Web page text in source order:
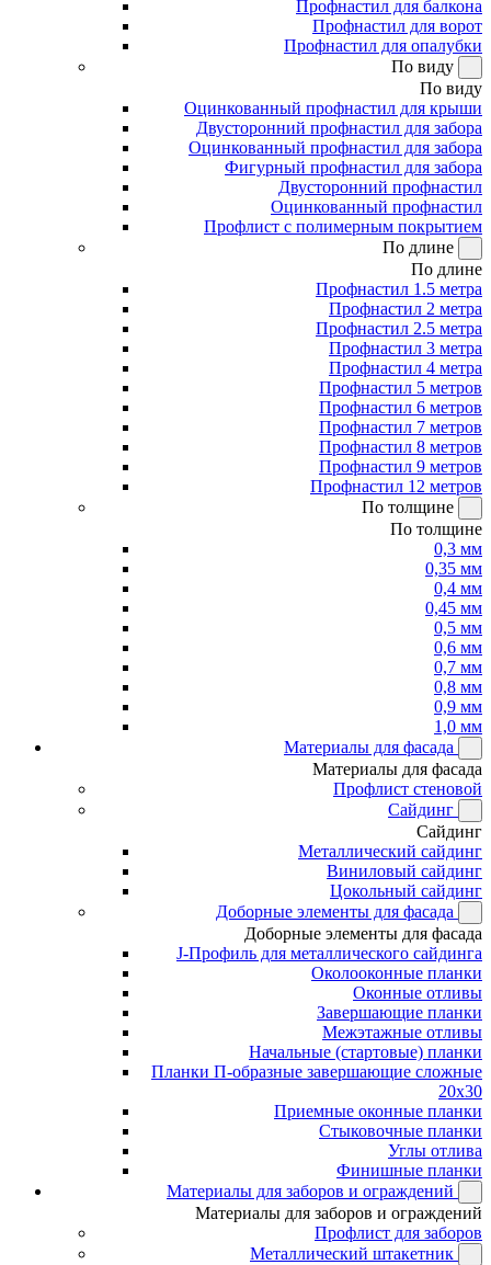
Профнастил для балкона
Профнастил для ворот
Профнастил для опалубки
По виду
По виду
Оцинкованный профнастил для крыши
Двусторонний профнастил для забора
Оцинкованный профнастил для забора
Фигурный профнастил для забора
Двусторонний профнастил
Оцинкованный профнастил
Профлист с полимерным покрытием
По длине
По длине
Профнастил 1.5 метра
Профнастил 2 метра
Профнастил 2.5 метра
Профнастил 3 метра
Профнастил 4 метра
Профнастил 5 метров
Профнастил 6 метров
Профнастил 7 метров
Профнастил 8 метров
Профнастил 9 метров
Профнастил 12 метров
По толщине
По толщине
0,3 мм
0,35 мм
0,4 мм
0,45 мм
0,5 мм
0,6 мм
0,7 мм
0,8 мм
0,9 мм
1,0 мм
Материалы для фасада
Материалы для фасада
Профлист стеновой
Сайдинг
Сайдинг
Металлический сайдинг
Виниловый сайдинг
Цокольный сайдинг
Доборные элементы для фасада
Доборные элементы для фасада
J-Профиль для металлического сайдинга
Околооконные планки
Оконные отливы
Завершающие планки
Межэтажные отливы
Начальные (стартовые) планки
Планки П-образные завершающие сложные
20x30
Приемные оконные планки
Стыковочные планки
Углы отлива
Финишные планки
Материалы для заборов и ограждений
Материалы для заборов и ограждений
Профлист для заборов
Металлический штакетник